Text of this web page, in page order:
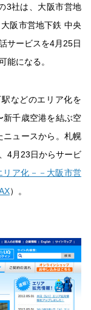
3社は、大阪市営地
阪市営地下鉄 中央
サービスを4月25日
能になる。
などのエリア化を
新千歳空港を結ぶ空
ニュースから。札幌
4月23日からサービ
リア化－－大阪市営
）。